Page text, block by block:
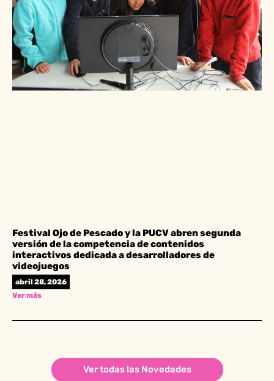
Festival Ojo de Pescado y la PUCV abren segunda
versión de la competencia de contenidos
interactivos dedicada a desarrolladores de
videojuegos
abril 28, 2026
Ver más
Ver todas las Novedades